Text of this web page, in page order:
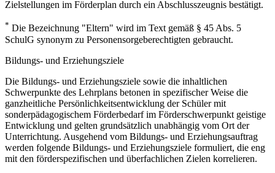
Zielstellungen im Förderplan durch ein Abschlusszeugnis bestätigt.
* Die Bezeichnung "Eltern" wird im Text gemäß § 45 Abs. 5
SchulG synonym zu Personensorgeberechtigten gebraucht.
Bildungs- und Erziehungsziele
Die Bildungs- und Erziehungsziele sowie die inhaltlichen
Schwerpunkte des Lehrplans betonen in spezifischer Weise die
ganzheitliche Persönlichkeitsentwicklung der Schüler mit
sonderpädagogischem Förderbedarf im Förderschwerpunkt geistige
Entwicklung und gelten grundsätzlich unabhängig vom Ort der
Unterrichtung. Ausgehend vom Bildungs- und Erziehungsauftrag
werden folgende Bildungs- und Erziehungsziele formuliert, die eng
mit den förderspezifischen und überfachlichen Zielen korrelieren.